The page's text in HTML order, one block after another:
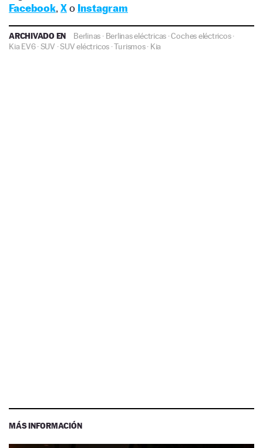
Facebook, Xo Instagram
ARCHIVADO EN Berlinas · Berlinas eléctricas ·Coches eléctricos·
Kia EV6·SUV ·SUV eléctricos ·Turismos· Kia
MÁS INFORMACIÓN